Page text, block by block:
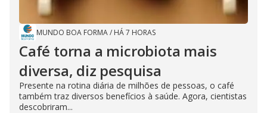
MUNDO BOA FORMA/ HÁ 7 HORAS
Café torna a microbiota mais
diversa, diz pesquisa
Presente na rotina diária de milhões de pessoas, o café
também traz diversos benefícios à saúde. Agora, cientistas
descobriram...